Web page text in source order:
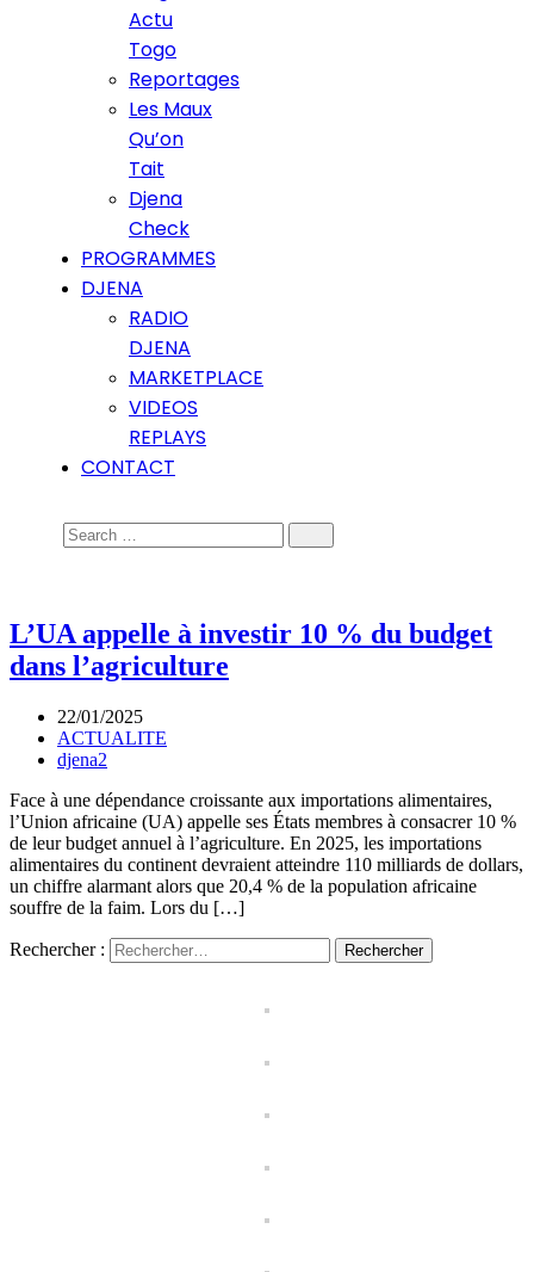
Actu
Togo
Reportages
Les Maux
Qu’on
Tait
Djena
Check
PROGRAMMES
DJENA
RADIO
DJENA
MARKETPLACE
VIDEOS
REPLAYS
CONTACT
L’UA appelle à investir 10 % du budget
dans l’agriculture
22/01/2025
ACTUALITE
djena2
Face à une dépendance croissante aux importations alimentaires,
l’Union africaine (UA) appelle ses États membres à consacrer 10 %
de leur budget annuel à l’agriculture. En 2025, les importations
alimentaires du continent devraient atteindre 110 milliards de dollars,
un chiffre alarmant alors que 20,4 % de la population africaine
souffre de la faim. Lors du […]
Rechercher :